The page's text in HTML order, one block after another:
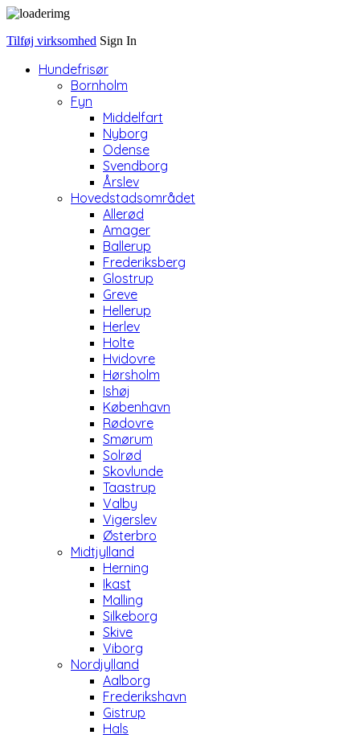
Tilføj virksomhed Sign In
Hundefrisør
Bornholm
Fyn
Middelfart
Nyborg
Odense
Svendborg
Årslev
Hovedstadsområdet
Allerød
Amager
Ballerup
Frederiksberg
Glostrup
Greve
Hellerup
Herlev
Holte
Hvidovre
Hørsholm
Ishøj
København
Rødovre
Smørum
Solrød
Skovlunde
Taastrup
Valby
Vigerslev
Østerbro
Midtjylland
Herning
Ikast
Malling
Silkeborg
Skive
Viborg
Nordjylland
Aalborg
Frederikshavn
Gistrup
Hals